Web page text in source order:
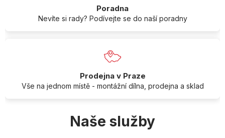
Poradna
Nevíte si rady? Podívejte se do naší poradny
Prodejna v Praze
Vše na jednom místě - montážní dílna, prodejna a sklad
Naše služby